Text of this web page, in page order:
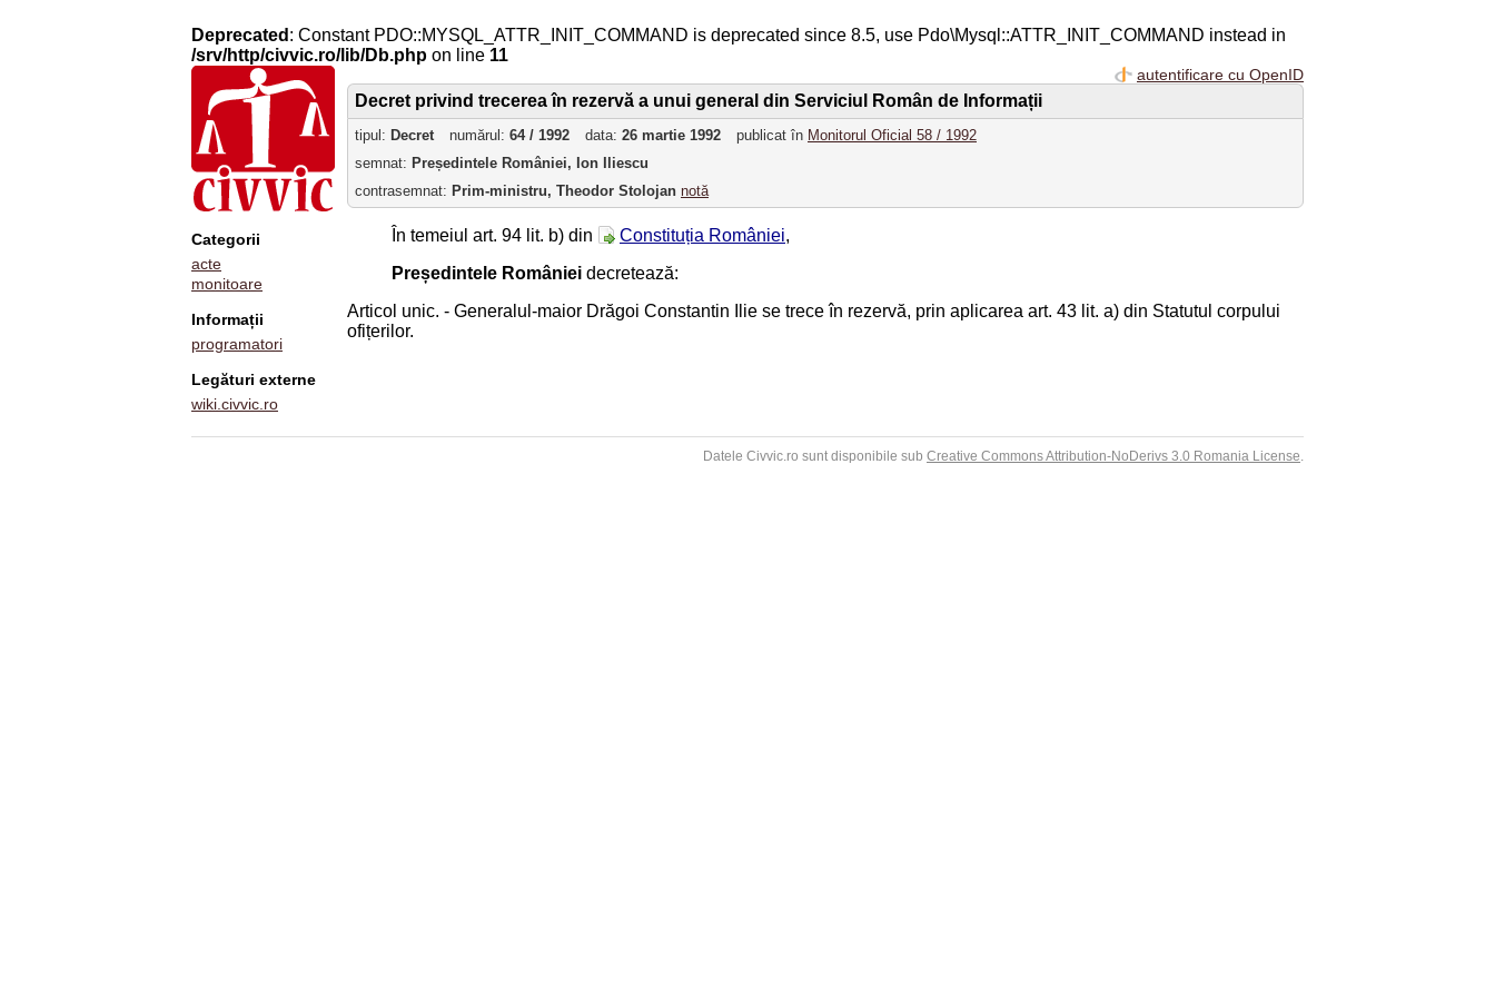
Deprecated : Constant PDO::MYSQL_ATTR_INIT_COMMAND is deprecated since 8.5, use Pdo\Mysql::ATTR_INIT_COMMAND instead in
/srv/http/civvic.ro/lib/Db.php on line 11
Categorii
acte
monitoare
Informații
programatori
Legături externe
wiki.civvic.ro
autentificare cu OpenID
Decret privind trecerea în rezervă a unui general din Serviciul Român de Informații
tipul: Decret numărul: 64 / 1992 data: 26 martie 1992 publicat în Monitorul Oficial 58 / 1992
semnat: Președintele României, Ion Iliescu
contrasemnat: Prim-ministru, Theodor Stolojan notă
În temeiul art. 94 lit. b) din Constituția României,
Președintele României decretează:
Articol unic. - Generalul-maior Drăgoi Constantin Ilie se trece în rezervă, prin aplicarea art. 43 lit. a) din Statutul corpului
ofițerilor.
Datele Civvic.ro sunt disponibile sub Creative Commons Attribution-NoDerivs 3.0 Romania License.